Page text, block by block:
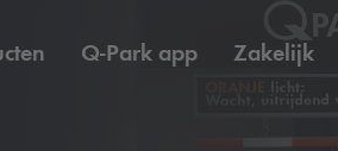
Q-Park app Zakelijk